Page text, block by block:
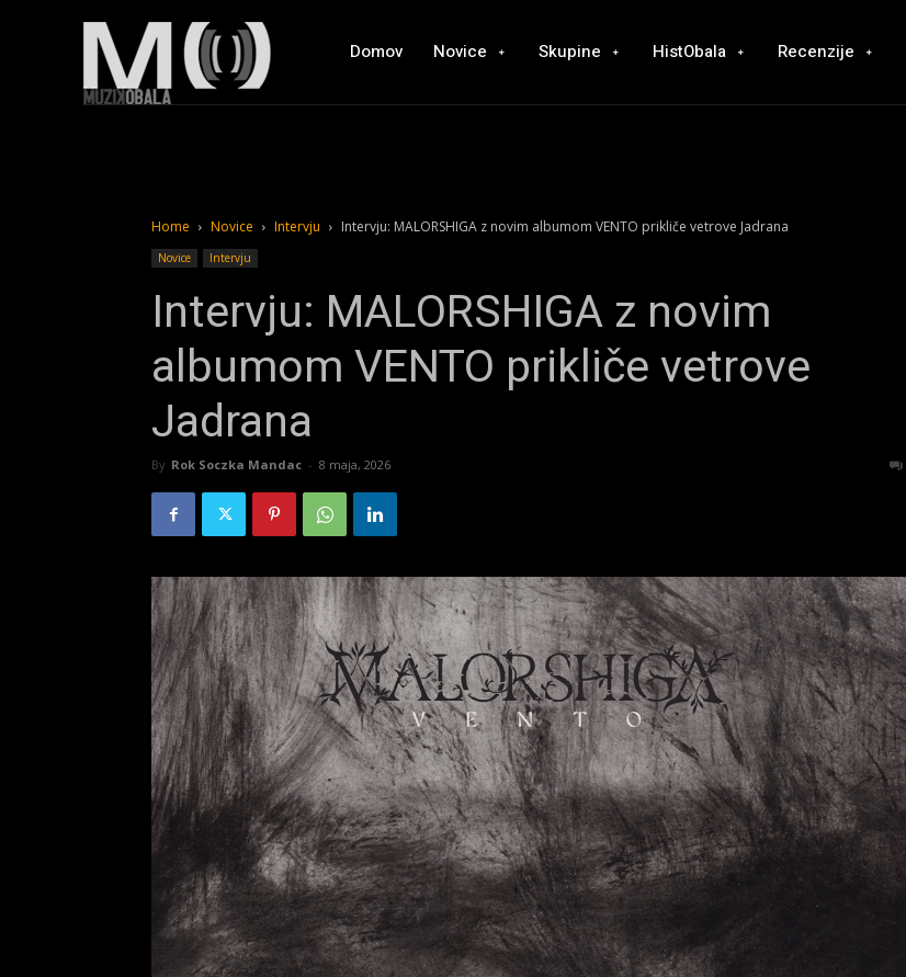
Domov Novice Skupine HistObala Recenzije
Home Novice Intervju Intervju: MALORSHIGA z novim albumom VENTO prikliče vetrove Jadrana
Novice Intervju
Intervju: MALORSHIGA z novim
albumom VENTO prikliče vetrove
Jadrana
By Rok Soczka Mandac - 8 maja, 2026